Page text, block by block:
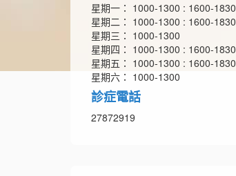
星期一： 1000-1300 : 1600-1830
星期二： 1000-1300 : 1600-1830
星期三： 1000-1300
星期四： 1000-1300 : 1600-1830
星期五： 1000-1300 : 1600-1830
星期六： 1000-1300
診症電話
27872919